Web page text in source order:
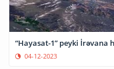
“Hayasat-1” peyki İrəvana
04-12-2023